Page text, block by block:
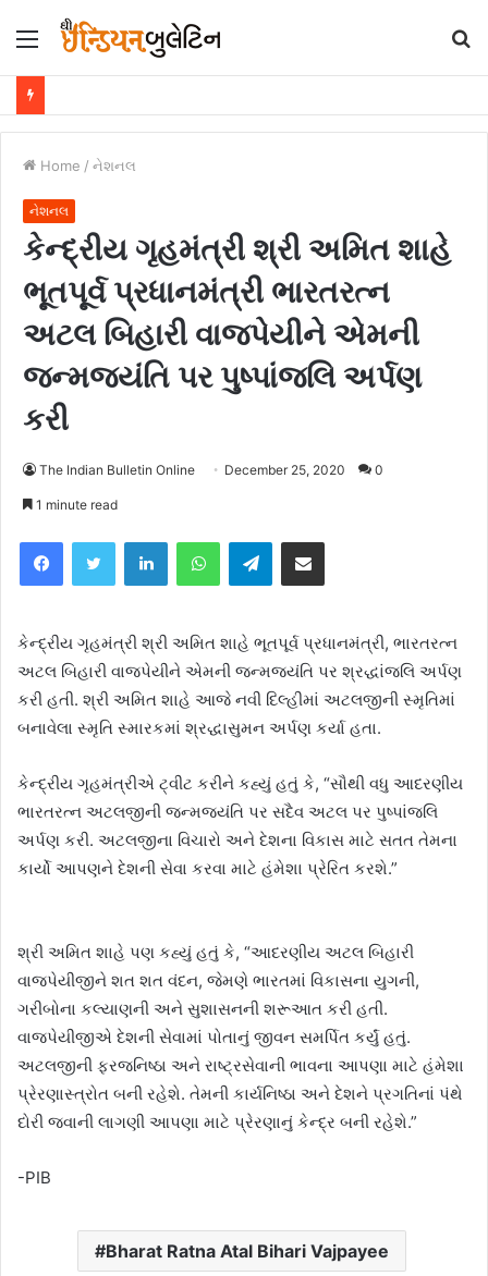
Menu
Home / નેશનલ
નેશનલ
કેન્દ્રીય ગૃહમંત્રી શ્રી અમિત શાહે
ભૂતપૂર્વ પ્રધાનમંત્રી ભારતરત્ન
અટલ બિહારી વાજપેયીને એમની
જન્મજયંતિ પર પુષ્પાંજલિ અર્પણ
કરી
The Indian Bulletin Online December 25, 2020 0
1 minute read
Telegram
કેન્દ્રીય ગૃહમંત્રી શ્રી અમિત શાહે ભૂતપૂર્વ પ્રધાનમંત્રી, ભારતરત્ન
અટલ બિહારી વાજપેયીને એમની જન્મજયંતિ પર શ્રદ્ધાંજલિ અર્પણ
કરી હતી. શ્રી અમિત શાહે આજે નવી દિલ્હીમાં અટલજીની સ્મૃતિમાં
બનાવેલા સ્મૃતિ સ્મારકમાં શ્રદ્ધાસુમન અર્પણ કર્યા હતા.
કેન્દ્રીય ગૃહમંત્રીએ ટ્વીટ કરીને કહ્યું હતું કે, “સૌથી વધુ આદરણીય
ભારતરત્ન અટલજીની જન્મજયંતિ પર સદૈવ અટલ પર પુષ્પાંજલિ
અર્પણ કરી. અટલજીના વિચારો અને દેશના વિકાસ માટે સતત તેમના
કાર્યો આપણને દેશની સેવા કરવા માટે હંમેશા પ્રેરિત કરશે.”
શ્રી અમિત શાહે પણ કહ્યું હતું કે, “આદરણીય અટલ બિહારી
વાજપેયીજીને શત શત વંદન, જેમણે ભારતમાં વિકાસના યુગની,
ગરીબોના કલ્યાણની અને સુશાસનની શરૂઆત કરી હતી.
વાજપેયીજીએ દેશની સેવામાં પોતાનું જીવન સમર્પિત કર્યું હતું.
અટલજીની ફરજનિષ્ઠા અને રાષ્ટ્રસેવાની ભાવના આપણા માટે હંમેશા
પ્રેરણાસ્ત્રોત બની રહેશે. તેમની કાર્યનિષ્ઠા અને દેશને પ્રગતિનાં પંથે
દોરી જવાની લાગણી આપણા માટે પ્રેરણાનું કેન્દ્ર બની રહેશે.”
-PIB
Bharat Ratna Atal Bihari Vajpayee